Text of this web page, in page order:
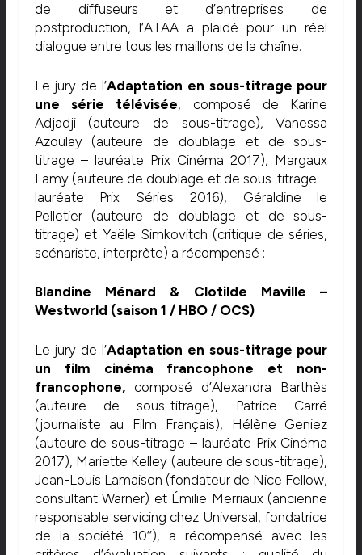
de diffuseurs et d’entreprises de
postproduction, l’ATAA a plaidé pour un réel
dialogue entre tous les maillons de la chaîne.
Le jury de l’Adaptation en sous-titrage pour
une série télévisée, composé de Karine
Adjadji (auteure de sous-titrage), Vanessa
Azoulay (auteure de doublage et de sous-
titrage – lauréate Prix Cinéma 2017), Margaux
Lamy (auteure de doublage et de sous-titrage –
lauréate Prix Séries 2016), Géraldine le
Pelletier (auteure de doublage et de sous-
titrage) et Yaële Simkovitch (critique de séries,
scénariste, interprète) a récompensé :
Blandine Ménard & Clotilde Maville –
Westworld (saison 1 / HBO / OCS)
Le jury de l’Adaptation en sous-titrage pour
un film cinéma francophone et non-
francophone,composé d’Alexandra Barthès
(auteure de sous-titrage), Patrice Carré
(journaliste au Film Français), Hélène Geniez
(auteure de sous-titrage – lauréate Prix Cinéma
2017), Mariette Kelley (auteure de sous-titrage),
Jean-Louis Lamaison (fondateur de Nice Fellow,
consultant Warner) et Émilie Merriaux (ancienne
responsable servicing chez Universal, fondatrice
de la société 10’’), a récompensé avec les